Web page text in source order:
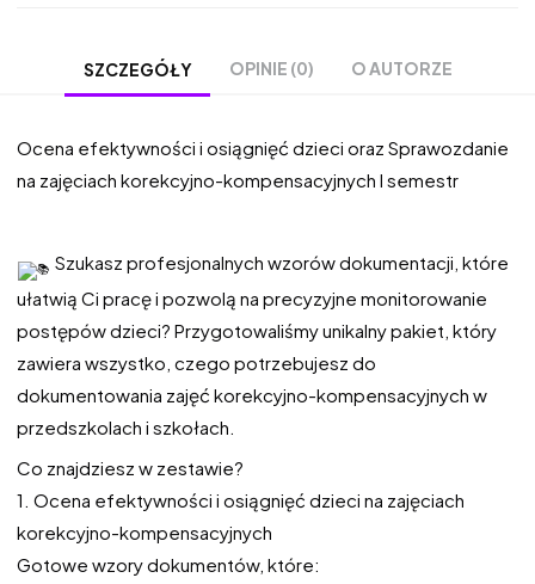
SZCZEGÓŁY OPINIE (0) O AUTORZE
Ocena efektywności i osiągnięć dzieci oraz Sprawozdanie
na zajęciach korekcyjno-kompensacyjnych I semestr
Szukasz profesjonalnych wzorów dokumentacji, które
ułatwią Ci pracę i pozwolą na precyzyjne monitorowanie
postępów dzieci? Przygotowaliśmy unikalny pakiet, który
zawiera wszystko, czego potrzebujesz do
dokumentowania zajęć korekcyjno-kompensacyjnych w
przedszkolach i szkołach.
Co znajdziesz w zestawie?
1. Ocena efektywności i osiągnięć dzieci na zajęciach
korekcyjno-kompensacyjnych
Gotowe wzory dokumentów, które: